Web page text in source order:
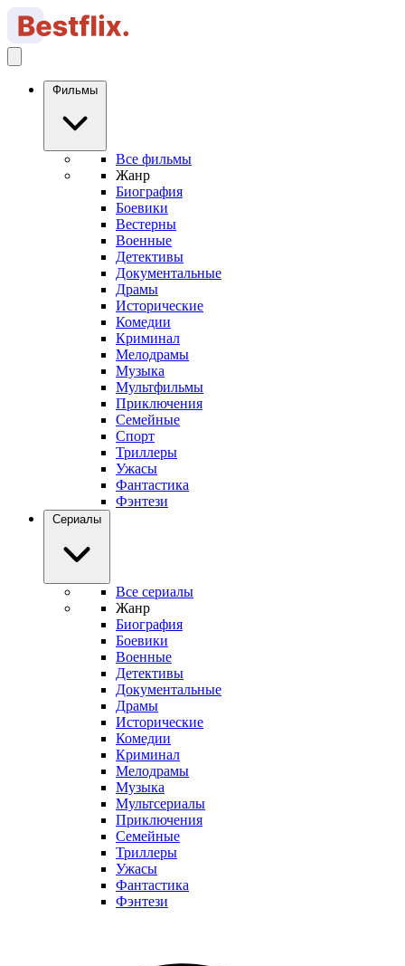
Фильмы
Все фильмы
Жанр
Биография
Боевики
Вестерны
Военные
Детективы
Документальные
Драмы
Исторические
Комедии
Криминал
Мелодрамы
Музыка
Мультфильмы
Приключения
Семейные
Спорт
Триллеры
Ужасы
Фантастика
Фэнтези
Сериалы
Все сериалы
Жанр
Биография
Боевики
Военные
Детективы
Документальные
Драмы
Исторические
Комедии
Криминал
Мелодрамы
Музыка
Мультсериалы
Приключения
Семейные
Триллеры
Ужасы
Фантастика
Фэнтези